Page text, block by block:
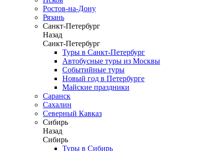
Ростов-на-Дону
Рязань
Санкт-Петербург
Назад
Санкт-Петербург
Туры в Санкт-Петербург
Автобусные туры из Москвы
Событийные туры
Новый год в Петербурге
Майские праздники
Саранск
Сахалин
Северный Кавказ
Сибирь
Назад
Сибирь
Туры в Сибирь